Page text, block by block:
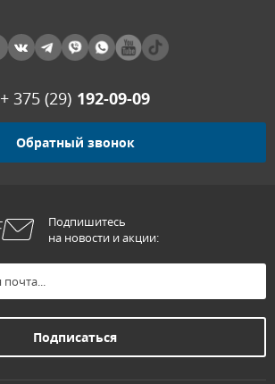
+ 375 (29) 192-09-09
Обратный звонок
Подпишитесь
на новости и акции: